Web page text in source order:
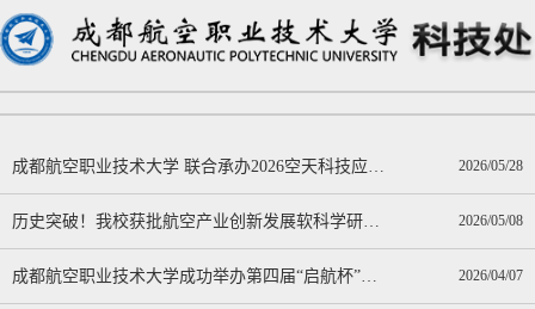
2026/05/28
2026/05/08
2026/04/07